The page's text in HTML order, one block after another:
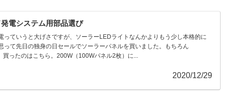
電システム用部品選び
っていうと大げさですが、ソーラーLEDライトなんかよりもう少し本格的に
って先日の独身の日セールでソーラーパネルを買いました。もちろん
ったのはこちら。200W（100Wパネル2枚）に...
2020/12/29